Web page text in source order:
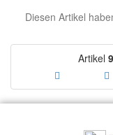
Diesen Artikel
Artikel